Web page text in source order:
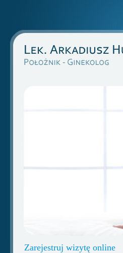
Zarejestruj wizytę online